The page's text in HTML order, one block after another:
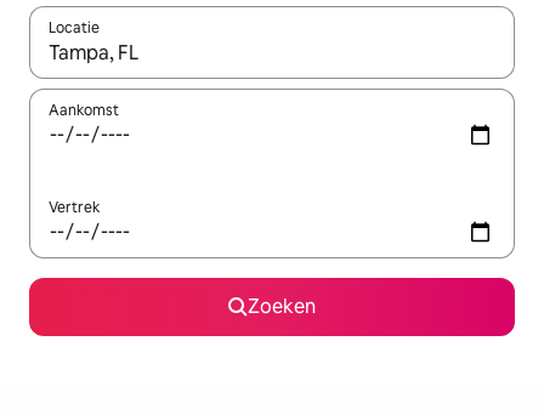
Locatie
Wanneer er resultaten beschikbaar zijn, maak je een keuze
Aankomst
Vertrek
Zoeken